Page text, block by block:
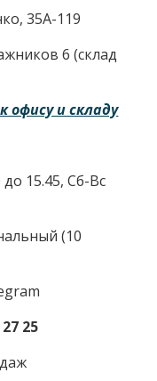
35А-119
6 (склад
офису и складу
15.45, Сб-Вс
(10
25